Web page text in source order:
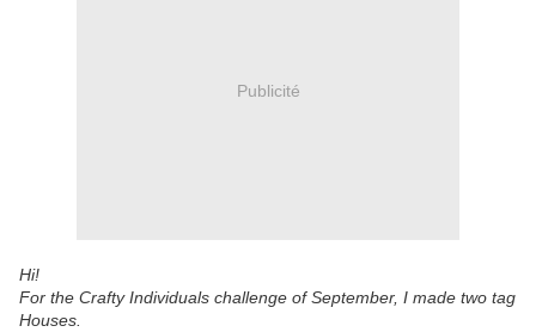
Publicité
Hi!
For the Crafty Individuals challenge of September, I made two tag
Houses.